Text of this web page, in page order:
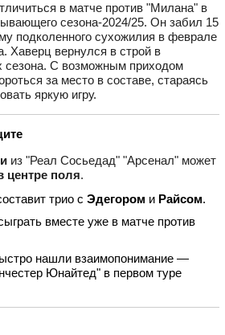
в матче против "Милана" в
сезона-2024/25. Он забил 15
подколенного сухожилия в феврале
Хаверц вернулся в строй в
сезона. С возможным приходом
за место в составе, стараясь
яркую игру.
из "Реал Сосьедад" "Арсенал" может
центре поля.
трио с Эдегором и Райсом.
вместе уже в матче против
нашли взаимопонимание —
Юнайтед" в первом туре